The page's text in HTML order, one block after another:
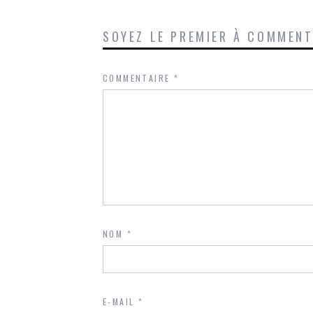
SOYEZ LE PREMIER À
COMMENTAIRE *
NOM *
E-MAIL *